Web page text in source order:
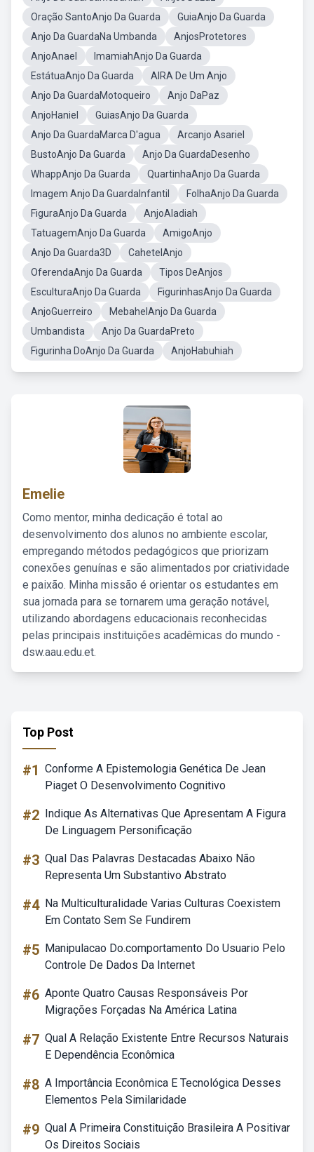
Oração SantoAnjo Da Guarda
GuiaAnjo Da Guarda
Anjo Da GuardaNa Umbanda
AnjosProtetores
AnjoAnael
ImamiahAnjo Da Guarda
EstátuaAnjo Da Guarda
AIRA De Um Anjo
Anjo Da GuardaMotoqueiro
Anjo DaPaz
AnjoHaniel
GuiasAnjo Da Guarda
Anjo Da GuardaMarca D'agua
Arcanjo Asariel
BustoAnjo Da Guarda
Anjo Da GuardaDesenho
WhappAnjo Da Guarda
QuartinhaAnjo Da Guarda
Imagem Anjo Da GuardaInfantil
FolhaAnjo Da Guarda
FiguraAnjo Da Guarda
AnjoAladiah
TatuagemAnjo Da Guarda
AmigoAnjo
Anjo Da Guarda3D
CahetelAnjo
OferendaAnjo Da Guarda
Tipos DeAnjos
EsculturaAnjo Da Guarda
FigurinhasAnjo Da Guarda
AnjoGuerreiro
MebahelAnjo Da Guarda
Umbandista
Anjo Da GuardaPreto
Figurinha DoAnjo Da Guarda
AnjoHabuhiah
Emelie
Como mentor, minha dedicação é total ao
desenvolvimento dos alunos no ambiente escolar,
empregando métodos pedagógicos que priorizam
conexões genuínas e são alimentados por criatividade
e paixão. Minha missão é orientar os estudantes em
sua jornada para se tornarem uma geração notável,
utilizando abordagens educacionais reconhecidas
pelas principais instituições acadêmicas do mundo -
dsw.aau.edu.et.
Top Post
#1 Conforme A Epistemologia Genética De Jean
Piaget O Desenvolvimento Cognitivo
#2 Indique As Alternativas Que Apresentam A Figura
De Linguagem Personificação
#3 Qual Das Palavras Destacadas Abaixo Não
Representa Um Substantivo Abstrato
#4 Na Multiculturalidade Varias Culturas Coexistem
Em Contato Sem Se Fundirem
#5 Manipulacao Do.comportamento Do Usuario Pelo
Controle De Dados Da Internet
#6 Aponte Quatro Causas Responsáveis Por
Migrações Forçadas Na América Latina
#7 Qual A Relação Existente Entre Recursos Naturais
E Dependência Econômica
#8 A Importância Econômica E Tecnológica Desses
Elementos Pela Similaridade
#9 Qual A Primeira Constituição Brasileira A Positivar
Os Direitos Sociais